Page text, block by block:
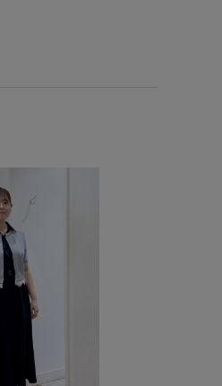
ナブル
アトゥ
ベーシック
ケット
機能素材